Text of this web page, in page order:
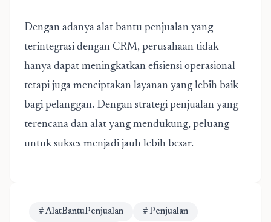
Dengan adanya alat bantu penjualan yang
terintegrasi dengan CRM, perusahaan tidak
hanya dapat meningkatkan efisiensi operasional
tetapi juga menciptakan layanan yang lebih baik
bagi pelanggan. Dengan strategi penjualan yang
terencana dan alat yang mendukung, peluang
untuk sukses menjadi jauh lebih besar.
# AlatBantuPenjualan # Penjualan